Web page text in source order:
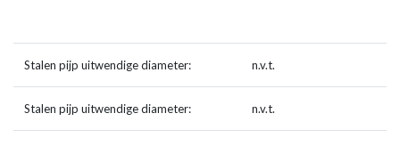
Stalen pijp uitwendige diameter: n.v.t.
Stalen pijp uitwendige diameter: n.v.t.